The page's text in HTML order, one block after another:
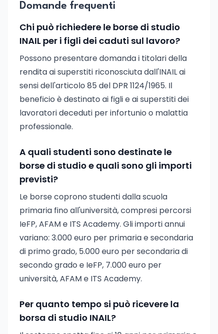
Domande frequenti
Chi può richiedere le borse di studio
INAIL per i figli dei caduti sul lavoro?
Possono presentare domanda i titolari della
rendita ai superstiti riconosciuta dall'INAIL ai
sensi dell'articolo 85 del DPR 1124/1965. Il
beneficio è destinato ai figli e ai superstiti dei
lavoratori deceduti per infortunio o malattia
professionale.
A quali studenti sono destinate le
borse di studio e quali sono gli importi
previsti?
Le borse coprono studenti dalla scuola
primaria fino all'università, compresi percorsi
IeFP, AFAM e ITS Academy. Gli importi annui
variano: 3.000 euro per primaria e secondaria
di primo grado, 5.000 euro per secondaria di
secondo grado e IeFP, 7.000 euro per
università, AFAM e ITS Academy.
Per quanto tempo si può ricevere la
borsa di studio INAIL?